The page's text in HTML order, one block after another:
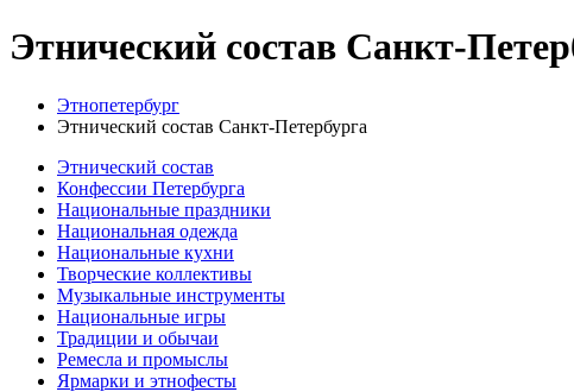
Этнический состав Санкт-
Этнопетербург
Этнический состав Санкт-Петербурга
Этнический состав
Конфессии Петербурга
Национальные праздники
Национальная одежда
Национальные кухни
Творческие коллективы
Музыкальные инструменты
Национальные игры
Традиции и обычаи
Ремесла и промыслы
Ярмарки и этнофесты